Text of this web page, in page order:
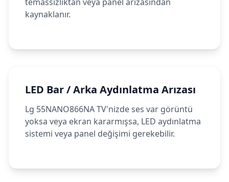
kaynaklanır.
LED Bar / Arka Aydınlatma Arızası
Lg 55NANO866NA TV'nizde ses var görüntü
yoksa veya ekran kararmışsa, LED aydınlatma
sistemi veya panel değişimi gerekebilir.